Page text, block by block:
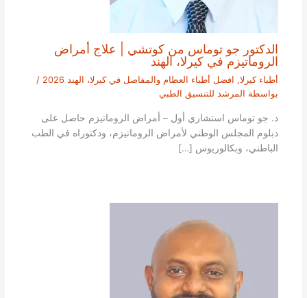
الدكتور جو توماس من كوتشي | علاج أمراض
الروماتيزم في كيرلا، الهند
أطباء كيرلا, افضل أطباء العظام والمفاصل في كيرلا، الهند 2026
/
بواسطة المرشد للتنسيق الطبي
د. جو توماس استشاري أول – أمراض الروماتيزم حاصل على
دبلوم المجلس الوطني لأمراض الروماتيزم، ودكتوراه في الطب
الباطني، وبكالوريوس […]